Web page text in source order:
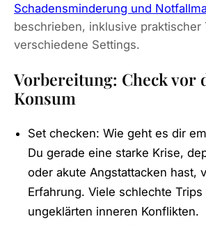
Schadensminderung und
beschrieben, inklusive praktischer
verschiedene Settings.
Vorbereitung: Check vor
Konsum
Set checken: Wie geht es dir
Du gerade eine starke Krise,
oder akute Angstattacken hast,
Erfahrung. Viele schlechte
ungeklärten inneren Konflikten.